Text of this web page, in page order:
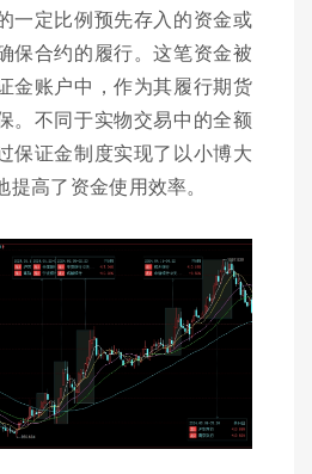
一定比例预先存入的资金或
保合约的履行。这笔资金被
金账户中，作为其履行期货
。不同于实物交易中的全额
保证金制度实现了以小博大
高了资金使用效率。